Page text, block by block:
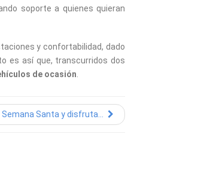
soporte a quienes quieran
y confortabilidad, dado
es así que, transcurridos dos
de ocasión
Santa y disfruta...